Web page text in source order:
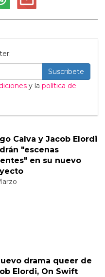
Suscribete
y la política de
Calva y Jacob Elordi
"escenas
en su nuevo
drama queer de
Elordi, On Swift